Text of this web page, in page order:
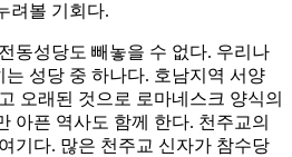
려볼 기회다.
동성당도 빼놓을 수 없다. 우리나
성당 중 하나다. 호남지역 서양
오래된 것으로 로마네스크 양식의
아픈 역사도 함께 한다. 천주교의
기다. 많은 천주교 신자가 참수당